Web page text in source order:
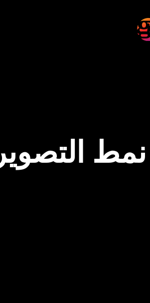
التصوير